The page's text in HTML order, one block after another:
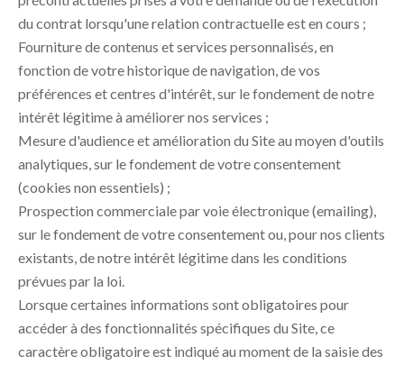
du contrat lorsqu'une relation contractuelle est en cours ;
Fourniture de contenus et services personnalisés, en
fonction de votre historique de navigation, de vos
préférences et centres d'intérêt, sur le fondement de notre
intérêt légitime à améliorer nos services ;
Mesure d'audience et amélioration du Site au moyen d'outils
analytiques, sur le fondement de votre consentement
(cookies non essentiels) ;
Prospection commerciale par voie électronique (emailing),
sur le fondement de votre consentement ou, pour nos clients
existants, de notre intérêt légitime dans les conditions
prévues par la loi.
Lorsque certaines informations sont obligatoires pour
accéder à des fonctionnalités spécifiques du Site, ce
caractère obligatoire est indiqué au moment de la saisie des